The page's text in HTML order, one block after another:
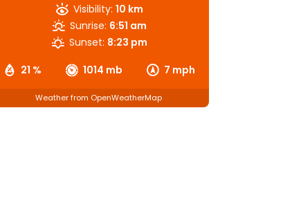
21 % 1014 mb 7 mph
Visibility: 10 km
Sunrise: 6:51 am
Sunset: 8:23 pm
Weather from OpenWeatherMap